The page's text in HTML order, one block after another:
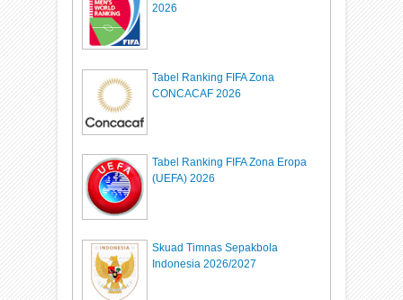
2026
Tabel Ranking FIFA Zona
CONCACAF 2026
Tabel Ranking FIFA Zona Eropa
(UEFA) 2026
Skuad Timnas Sepakbola
Indonesia 2026/2027